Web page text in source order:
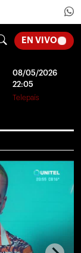
EN VIVO
08/05/2026
22:05
Telepaís